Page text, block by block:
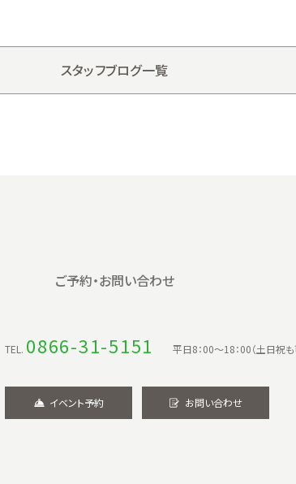
スタッフブログ一覧
ご予約・お問い合わせ
TEL. 0866-31-5151 平日8：00〜18：00（土日祝も
イベント予約 お問い合わせ